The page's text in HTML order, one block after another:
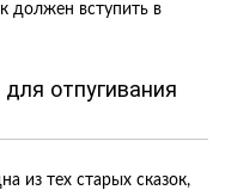
должен вступить в
отпугивания
из тех старых сказок,